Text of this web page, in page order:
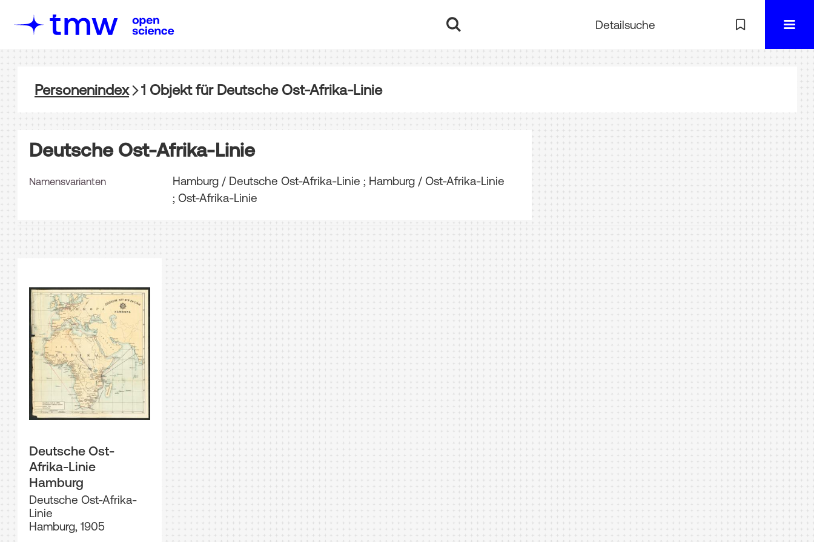
Detailsuche
Personenindex 1 Objektfür Deutsche Ost-Afrika-Linie
Deutsche Ost-Afrika-Linie
Namensvarianten
Hamburg / Deutsche Ost-Afrika-Linie ; Hamburg / Ost-Afrika-Linie
; Ost-Afrika-Linie
Deutsche Ost-
Afrika-Linie
Hamburg
Deutsche Ost-Afrika-
Linie
Hamburg, 1905